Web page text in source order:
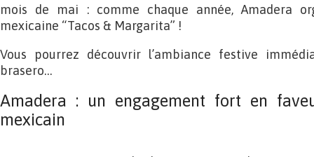
mois de mai : comme chaque année, Amadera
mexicaine “Tacos & Margarita” !
Vous pourrez découvrir l’ambiance festive
brasero…
Amadera : un engagement fort en
mexicain